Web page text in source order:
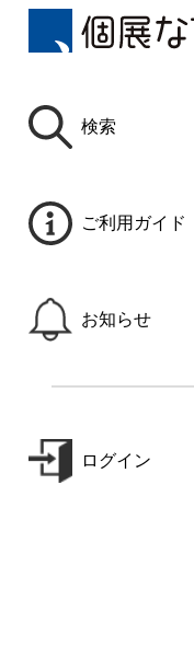
検索
ご利用ガイド
お知らせ
ログイン